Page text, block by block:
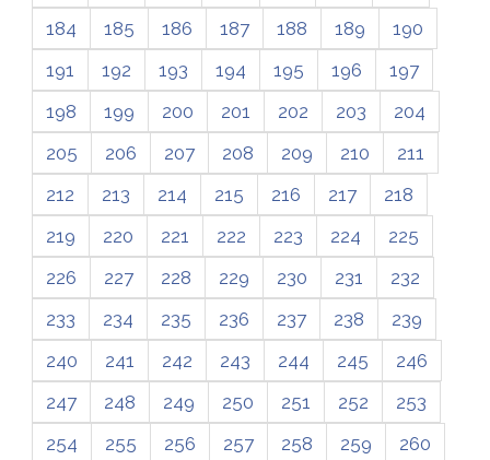
184
185 186 187 188 189
190
191
192 193 194 195 196
197
198
199 200 201 202 203
204
205
206 207 208 209 210
211
212
213 214 215 216 217
218
219
220 221 222 223 224
225
226
227 228 229 230 231
232
233
234 235 236 237 238
239
240
241 242 243 244 245
246
247
248 249 250 251 252
253
254
255 256 257 258 259
260